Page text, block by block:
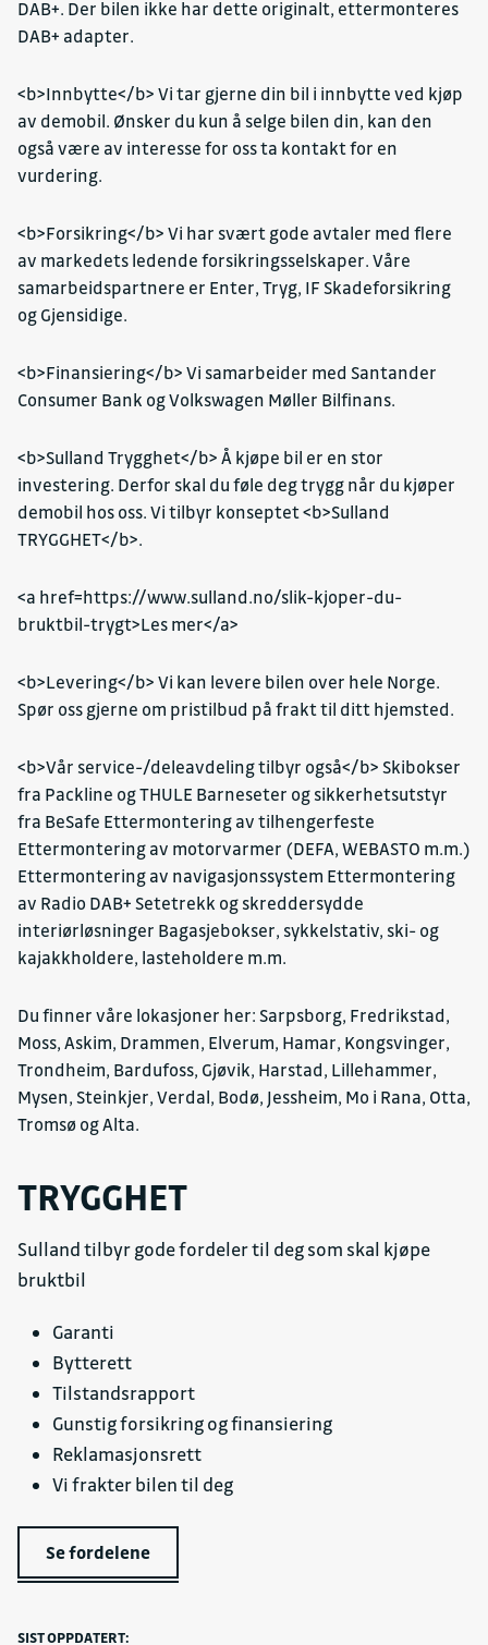
DAB+. Der bilen ikke har dette originalt, ettermonteres
DAB+ adapter.
<b>Innbytte</b> Vi tar gjerne din bil i innbytte ved kjøp
av demobil. Ønsker du kun å selge bilen din, kan den
også være av interesse for oss ta kontakt for en
vurdering.
<b>Forsikring</b> Vi har svært gode avtaler med flere
av markedets ledende forsikringsselskaper. Våre
samarbeidspartnere er Enter, Tryg, IF Skadeforsikring
og Gjensidige.
<b>Finansiering</b> Vi samarbeider med Santander
Consumer Bank og Volkswagen Møller Bilfinans.
<b>Sulland Trygghet</b> Å kjøpe bil er en stor
investering. Derfor skal du føle deg trygg når du kjøper
demobil hos oss. Vi tilbyr konseptet <b>Sulland
TRYGGHET</b>.
<a href=https://www.sulland.no/slik-kjoper-du-
bruktbil-trygt>Les mer</a>
<b>Levering</b> Vi kan levere bilen over hele Norge.
Spør oss gjerne om pristilbud på frakt til ditt hjemsted.
<b>Vår service-/deleavdeling tilbyr også</b> Skibokser
fra Packline og THULE Barneseter og sikkerhetsutstyr
fra BeSafe Ettermontering av tilhengerfeste
Ettermontering av motorvarmer (DEFA, WEBASTO m.m.)
Ettermontering av navigasjonssystem Ettermontering
av Radio DAB+ Setetrekk og skreddersydde
interiørløsninger Bagasjebokser, sykkelstativ, ski- og
kajakkholdere, lasteholdere m.m.
Du finner våre lokasjoner her: Sarpsborg, Fredrikstad,
Moss, Askim, Drammen, Elverum, Hamar, Kongsvinger,
Trondheim, Bardufoss, Gjøvik, Harstad, Lillehammer,
Mysen, Steinkjer, Verdal, Bodø, Jessheim, Mo i Rana, Otta,
Tromsø og Alta.
TRYGGHET
Sulland tilbyr gode fordeler til deg som skal kjøpe
bruktbil
Garanti
Bytterett
Tilstandsrapport
Gunstig forsikring og finansiering
Reklamasjonsrett
Vi frakter bilen til deg
Se fordelene
SIST OPPDATERT: